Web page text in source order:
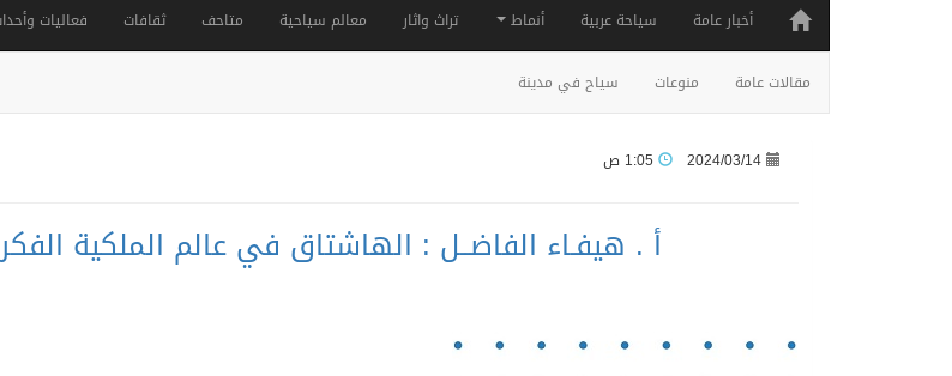
أخبار عامة سياحة عربية أنماط تراث واثار معالم سياحية متاحف ثقافات فعاليات
مقالات عامة منوعات سياح في مدينة
2024/03/14
أ . هيفـاء الفاضــل : الهاشتاق في عالم الملكية